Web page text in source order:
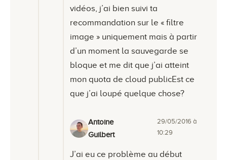
vidéos, j’ai bien suivi ta
recommandation sur le « filtre
image » uniquement mais à partir
d’un moment la sauvegarde se
bloque et me dit que j’ai atteint
mon quota de cloud publicEst ce
que j’ai loupé quelque chose?
Antoine
Guilbert
29/05/2016 à
10:29
J’ai eu ce problème au début